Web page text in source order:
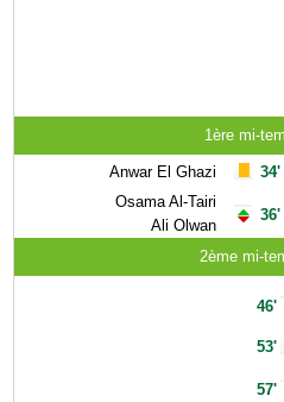
1ère mi-
Anwar El Ghazi
Osama Al-Tairi
Ali Olwan
34'
36'
2ème mi-
46'
53'
57'